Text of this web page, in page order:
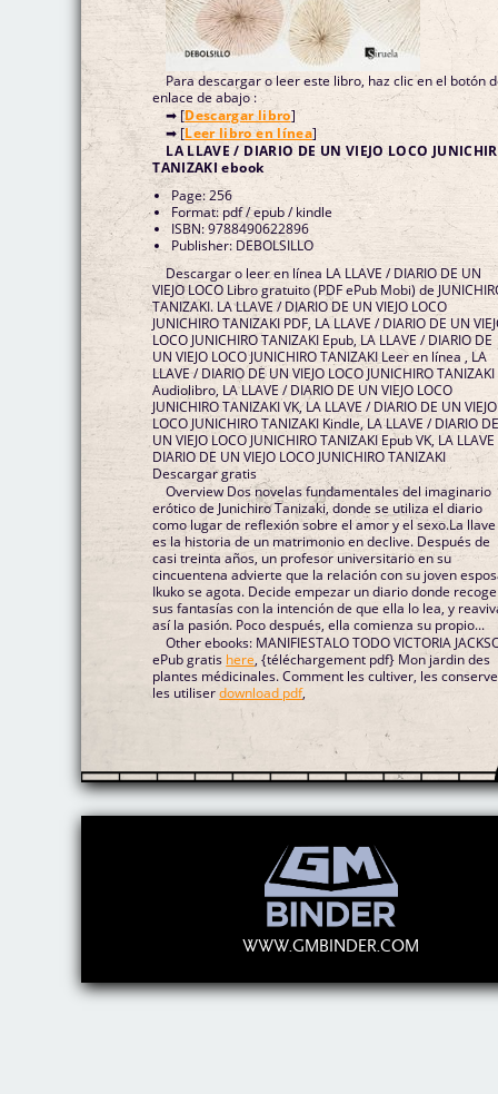
Para descargar o leer este libro, haz clic en el botón
enlace de abajo :
➡ [Descargar libro]
➡ [Leer libro en línea]
LA LLAVE / DIARIO DE UN VIEJO LOCO
TANIZAKI ebook
Page: 256
Format: pdf / epub / kindle
ISBN: 9788490622896
Publisher: DEBOLSILLO
Descargar o leer en línea LA LLAVE / DIARIO DE UN
VIEJO LOCO Libro gratuito (PDF ePub Mobi) de
TANIZAKI. LA LLAVE / DIARIO DE UN VIEJO LOCO
JUNICHIRO TANIZAKI PDF, LA LLAVE / DIARIO DE UN
LOCO JUNICHIRO TANIZAKI Epub, LA LLAVE / DIARIO DE
UN VIEJO LOCO JUNICHIRO TANIZAKI Leer en línea , LA
LLAVE / DIARIO DE UN VIEJO LOCO JUNICHIRO TANIZAKI
Audiolibro, LA LLAVE / DIARIO DE UN VIEJO LOCO
JUNICHIRO TANIZAKI VK, LA LLAVE / DIARIO DE UN VIEJO
LOCO JUNICHIRO TANIZAKI Kindle, LA LLAVE / DIARIO
UN VIEJO LOCO JUNICHIRO TANIZAKI Epub VK, LA
DIARIO DE UN VIEJO LOCO JUNICHIRO TANIZAKI
Descargar gratis
Overview Dos novelas fundamentales del imaginario
erótico de Junichiro Tanizaki, donde se utiliza el diario
como lugar de reflexión sobre el amor y el sexo.La llave
es la historia de un matrimonio en declive. Después de
casi treinta años, un profesor universitario en su
cincuentena advierte que la relación con su joven esposa
Ikuko se agota. Decide empezar un diario donde recoge
sus fantasías con la intención de que ella lo lea, y reavivar
así la pasión. Poco después, ella comienza su propio...
Other ebooks: MANIFIESTALO TODO VICTORIA
ePub gratis here, {téléchargement pdf} Mon jardin des
plantes médicinales. Comment les cultiver, les
les utiliserdownload pdf,
WWW.GMBINDER.COM